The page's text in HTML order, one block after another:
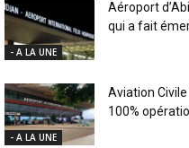
- A LA UNE
Aéroport
qui a fait
- A LA UNE
Aviation
100%